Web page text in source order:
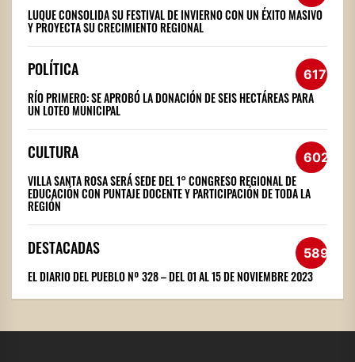
LUQUE CONSOLIDA SU FESTIVAL DE INVIERNO CON UN ÉXITO MASIVO
Y PROYECTA SU CRECIMIENTO REGIONAL
POLÍTICA 617
RÍO PRIMERO: SE APROBÓ LA DONACIÓN DE SEIS HECTÁREAS PARA
UN LOTEO MUNICIPAL
CULTURA 602
VILLA SANTA ROSA SERÁ SEDE DEL 1° CONGRESO REGIONAL DE
EDUCACIÓN CON PUNTAJE DOCENTE Y PARTICIPACIÓN DE TODA LA
REGIÓN
DESTACADAS 589
EL DIARIO DEL PUEBLO Nº 328 – DEL 01 AL 15 DE NOVIEMBRE 2023